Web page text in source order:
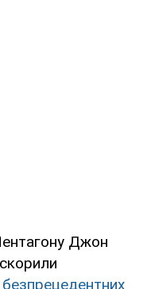
Джон
безпрецедентних